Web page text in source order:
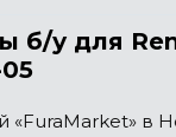
б/у для
«FuraMarket» в